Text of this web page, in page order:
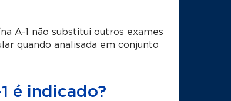
A-1 não substitui outros exames
quando analisada em conjunto
é indicado?